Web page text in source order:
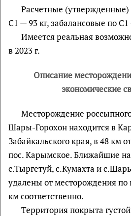
Расчетные (утвержденные)
С1 — 93 кг, забалансовые по С1
Имеется реальная
в 2023 г.
Описание
экономические
Месторождение
Шары-Горохон находится в
Забайкальского края, в 48 км
пос. Карымское. Ближайшие
с.Тыргетуй, с.Кумахта и
удалены от месторождения по
км соответственно.
Территория покрыта